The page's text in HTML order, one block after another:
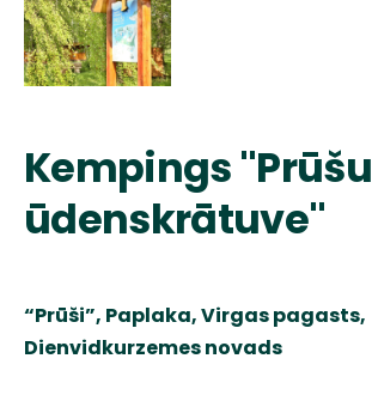
Kempings "Prūšu
ūdenskrātuve"
“Prūši”, Paplaka, Virgas pagasts,
Dienvidkurzemes novads